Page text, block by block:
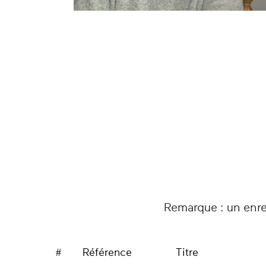
Remarque : un
# Référence Titre